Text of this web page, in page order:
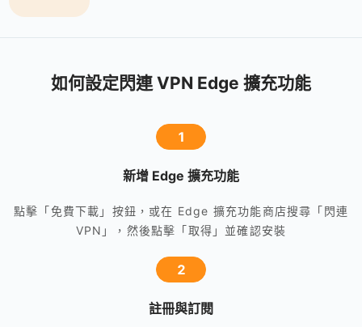
如何設定閃連 VPN Edge 擴充功能
1
新增 Edge 擴充功能
點擊「免費下載」按鈕，或在 Edge 擴充功能商店搜尋「閃連
VPN」，然後點擊「取得」並確認安裝
2
註冊與訂閱